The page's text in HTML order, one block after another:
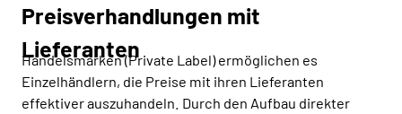
Preisverhandlungen mit
Lieferanten
Handelsmarken (Private Label) ermöglichen es
Einzelhändlern, die Preise mit ihren Lieferanten
effektiver auszuhandeln. Durch den Aufbau direkter